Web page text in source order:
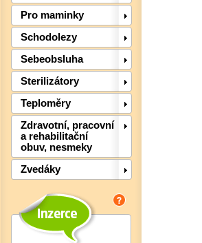
Pro maminky
Schodolezy
Sebeobsluha
Sterilizátory
Teploměry
Zdravotní, pracovní
a rehabilitační
obuv, nesmeky
Zvedáky